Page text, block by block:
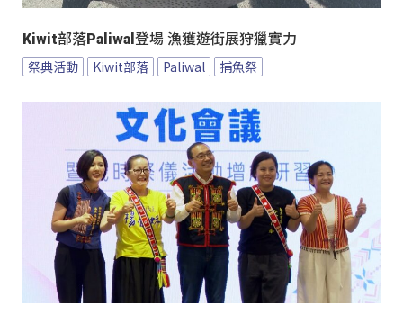
Kiwit部落Paliwal登場 漁獲遊街展狩獵實力
祭典活動 Kiwit部落 Paliwal 捕魚祭